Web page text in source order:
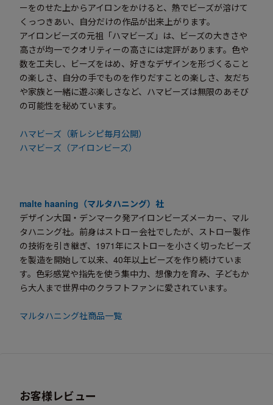
ーをのせた上からアイロンをかけると、熱でビーズが溶けて
くっつきあい、自分だけの作品が出来上がります。
アイロンビーズの元祖「ハマビーズ」は、ビーズの大きさや
高さが均一でクオリティーの高さには定評があります。色や
数を工夫し、ビーズをはめ、好きなデザインを形づくること
の楽しさ、自分の手でものを作りだすことの楽しさ、友だち
や家族と一緒に遊ぶ楽しさなど、ハマビーズは無限のあそび
の可能性を秘めています。
ハマビーズ（新レシピ毎月公開）
ハマビーズ（アイロンビーズ）
malte haaning（マルタハニング）社
デザイン大国・デンマーク発アイロンビーズメーカー、マル
タハニング社。前身はストロー会社でしたが、ストロー製作
の技術を引き継ぎ、1971年にストローを小さく切ったビーズ
を製造を開始して以来、40年以上ビーズを作り続けていま
す。色彩感覚や指先を使う集中力、想像力を育み、子どもか
ら大人まで世界中のクラフトファンに愛されています。
マルタハニング社商品一覧
お客様レビュー